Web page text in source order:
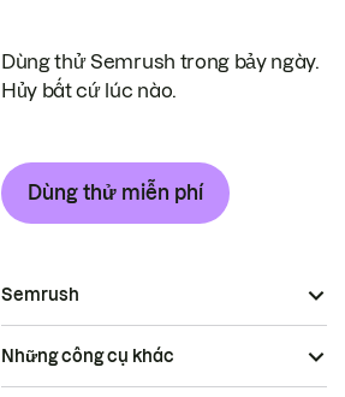
Dùng thử Semrush trong bảy ngày.
Hủy bất cứ lúc nào.
Dùng thử miễn phí
Semrush
Những công cụ khác